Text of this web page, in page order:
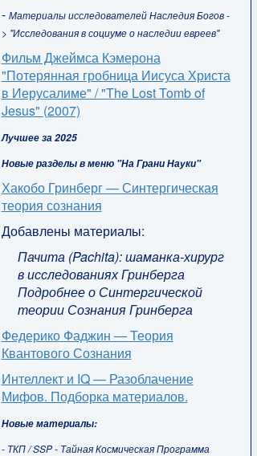
- Материалы исследователей Наследия Богов -
> "Исследования в социуме о наследии евреев"
Фильм Джеймса Кэмерона
"Потерянная гробница Иисуса Христа
в Иерусалиме" / "The Lost Tomb of
Jesus" (2007)
Лучшее за 2025
Новые разделы в меню "На Грани Науки"
Хакобо Гринберг — Синтергическая
теория сознания
Добавлены материалы:
Пачита (Pachita): шаманка-хирург
в исследованиях Гринберга
Подробнее о Синтергической
теории Сознания Гринберга
Федерико Фаджин — Теория
Квантового Сознания
Интеллект и IQ — Разоблачение
Мифов. Подборка материалов.
Новые материалы:
- ТКП / SSP - Тайная Космическая Программа